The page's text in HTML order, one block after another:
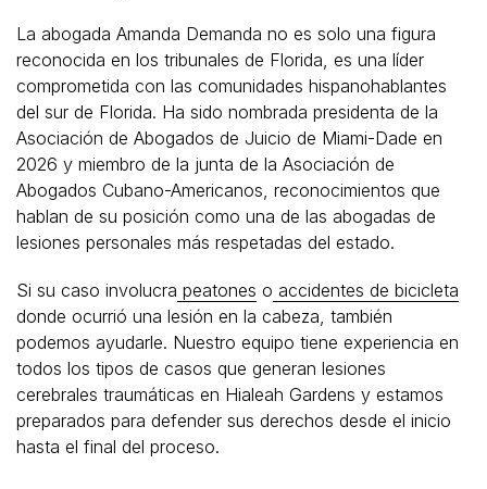
La abogada Amanda Demanda no es solo una figura
reconocida en los tribunales de Florida, es una líder
comprometida con las comunidades hispanohablantes
del sur de Florida. Ha sido nombrada presidenta de la
Asociación de Abogados de Juicio de Miami-Dade en
2026 y miembro de la junta de la Asociación de
Abogados Cubano-Americanos, reconocimientos que
hablan de su posición como una de las abogadas de
lesiones personales más respetadas del estado.
Si su caso involucra peatones o accidentes de bicicleta
donde ocurrió una lesión en la cabeza, también
podemos ayudarle. Nuestro equipo tiene experiencia en
todos los tipos de casos que generan lesiones
cerebrales traumáticas en Hialeah Gardens y estamos
preparados para defender sus derechos desde el inicio
hasta el final del proceso.